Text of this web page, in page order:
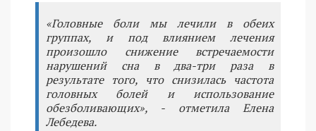
«Головные боли мы лечили в обеих
группах, и под влиянием лечения
произошло снижение встречаемости
нарушений сна в два-три раза в
результате того, что снизилась частота
головных болей и использование
обезболивающих», - отметила Елена
Лебедева.